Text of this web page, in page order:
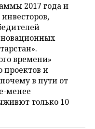
2017 года и
времени»
проектов и
в пути от
менее
только 10